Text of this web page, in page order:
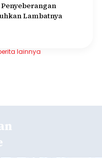
Penyeberangan
Lambatnya
lainnya